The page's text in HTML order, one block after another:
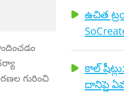
గురించి
ఉచిత
కాల్
దానిపై